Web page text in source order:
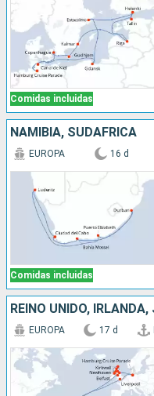
Comidas incluidas
NAMIBIA, SUDAFRICA
Comidas incluidas
EUROPA 16 d
EUROPA 17 d